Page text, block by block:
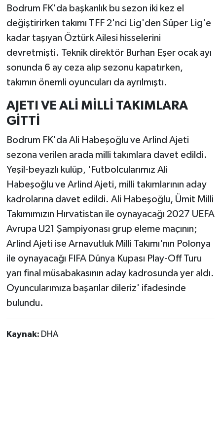
Bodrum FK'da başkanlık bu sezon iki kez el
değiştirirken takımı TFF 2'nci Lig'den Süper Lig'e
kadar taşıyan Öztürk Ailesi hisselerini
devretmişti. Teknik direktör Burhan Eşer ocak ayı
sonunda 6 ay ceza alıp sezonu kapatırken,
takımın önemli oyuncuları da ayrılmıştı.
AJETI VE ALİ MİLLİ TAKIMLARA
GİTTİ
Bodrum FK'da Ali Habeşoğlu ve Arlind Ajeti
sezona verilen arada milli takımlara davet edildi.
Yeşil-beyazlı kulüp, 'Futbolcularımız Ali
Habeşoğlu ve Arlind Ajeti, milli takımlarının aday
kadrolarına davet edildi. Ali Habeşoğlu, Ümit Milli
Takımımızın Hırvatistan ile oynayacağı 2027 UEFA
Avrupa U21 Şampiyonası grup eleme maçının;
Arlind Ajeti ise Arnavutluk Milli Takımı'nın Polonya
ile oynayacağı FIFA Dünya Kupası Play-Off Turu
yarı final müsabakasının aday kadrosunda yer aldı.
Oyuncularımıza başarılar dileriz' ifadesinde
bulundu.
Kaynak: DHA